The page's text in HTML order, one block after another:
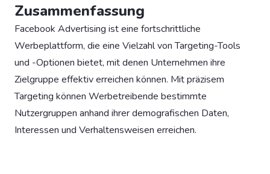
Zusammenfassung
Facebook Advertising ist eine fortschrittliche
Werbeplattform, die eine Vielzahl von Targeting-Tools
und -Optionen bietet, mit denen Unternehmen ihre
Zielgruppe effektiv erreichen können. Mit präzisem
Targeting können Werbetreibende bestimmte
Nutzergruppen anhand ihrer demografischen Daten,
Interessen und Verhaltensweisen erreichen.